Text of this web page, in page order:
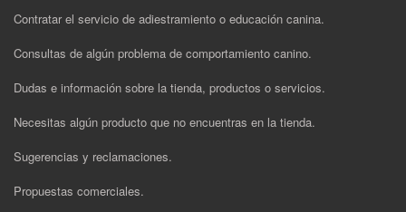
Contratar el servicio de adiestramiento o educación canina.
Consultas de algún problema de comportamiento canino.
Dudas e información sobre la tienda, productos o servicios.
Necesitas algún producto que no encuentras en la tienda.
Sugerencias y reclamaciones.
Propuestas comerciales.